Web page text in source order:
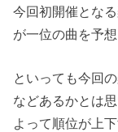
今回初開催とな
が一位の曲を予
といっても今回
などあるかとは
よって順位が上